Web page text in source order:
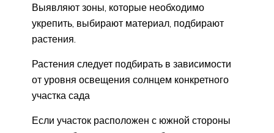
Выявляют зоны, которые необходимо
укрепить, выбирают материал, подбирают
растения.
Растения следует подбирать в зависимости
от уровня освещения солнцем конкретного
участка сада
Если участок расположен с южной стороны